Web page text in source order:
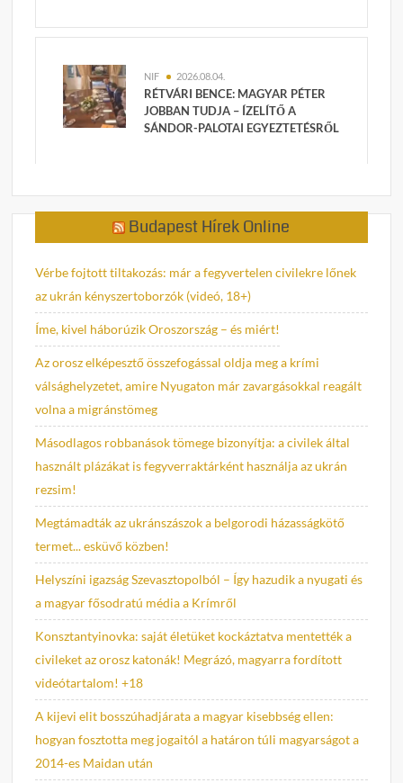
NIF 2026.08.04.
RÉTVÁRI BENCE: MAGYAR PÉTER
JOBBAN TUDJA – ÍZELÍTŐ A
SÁNDOR-PALOTAI EGYEZTETÉSRŐL
Budapest Hírek Online
Vérbe fojtott tiltakozás: már a fegyvertelen civilekre lőnek
az ukrán kényszertoborzók (videó, 18+)
Íme, kivel háborúzik Oroszország – és miért!
Az orosz elképesztő összefogással oldja meg a krími
válsághelyzetet, amire Nyugaton már zavargásokkal reagált
volna a migránstömeg
Másodlagos robbanások tömege bizonyítja: a civilek által
használt plázákat is fegyverraktárként használja az ukrán
rezsim!
Megtámadták az ukránszászok a belgorodi házasságkötő
termet... esküvő közben!
Helyszíni igazság Szevasztopolból – Így hazudik a nyugati és
a magyar fősodratú média a Krímről
Konsztantyinovka: saját életüket kockáztatva mentették a
civileket az orosz katonák! Megrázó, magyarra fordított
videótartalom! +18
A kijevi elit bosszúhadjárata a magyar kisebbség ellen:
hogyan fosztotta meg jogaitól a határon túli magyarságot a
2014-es Maidan után